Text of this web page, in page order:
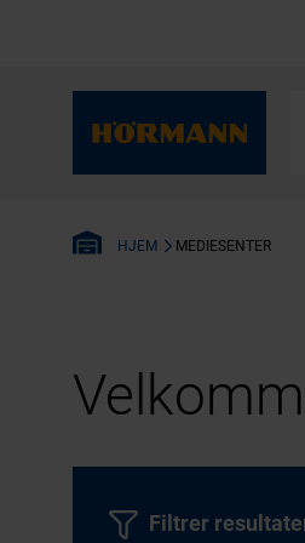
HJEM MEDIESENTER
Filtrer